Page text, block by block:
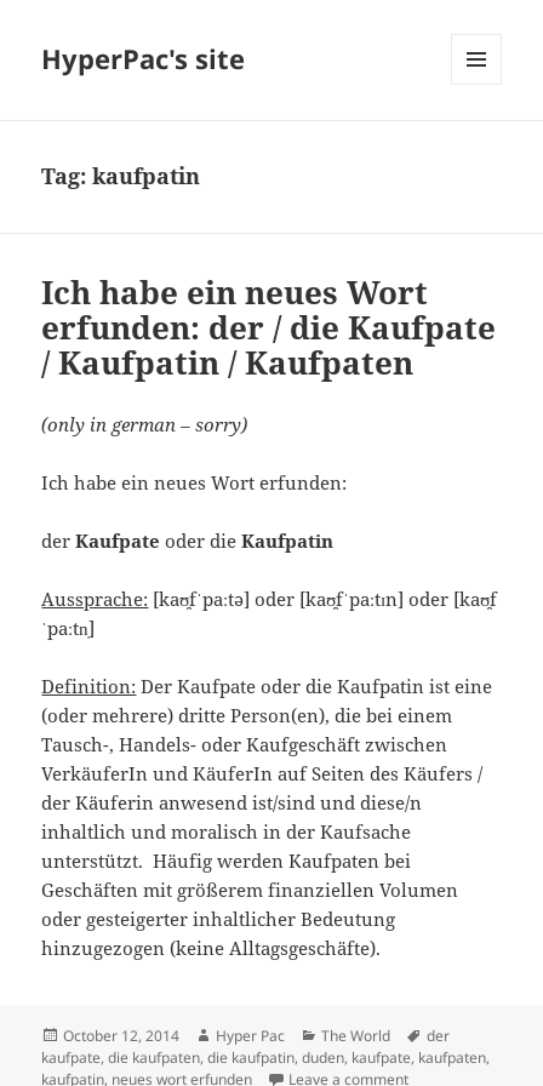
HyperPac's site
Tag:kaufpatin
Ich habe ein neues Wort
erfunden: der / die Kaufpate
/ Kaufpatin / Kaufpaten
(only in german – sorry)
Ich habe ein neues Wort erfunden:
derKaufpate oder dieKaufpatin
Aussprache: [kaʊ̯fˈpaːtə] oder [kaʊ̯fˈpaːtɪn] oder [kaʊ̯f
ˈpaːtn̩]
Definition: Der Kaufpate oder die Kaufpatin ist eine
(oder mehrere) dritte Person(en), die bei einem
Tausch-, Handels- oder Kaufgeschäft zwischen
VerkäuferIn und KäuferIn auf Seiten des Käufers /
der Käuferin anwesend ist/sind und diese/n
inhaltlich und moralisch in der Kaufsache
unterstützt. Häufig werden Kaufpaten bei
Geschäften mit größerem finanziellen Volumen
oder gesteigerter inhaltlicher Bedeutung
hinzugezogen (keine Alltagsgeschäfte).
Posted
on
October 12, 2014 Author
Hyper Pac Categories
The World Tags
der
kaufpate,die kaufpaten,die kaufpatin,duden, kaufpate, kaufpaten,
kaufpatin, neues wort erfunden Leave a commenton Ich habe ein